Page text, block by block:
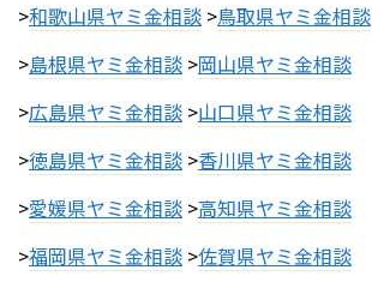
>和歌山県ヤミ金相談 >鳥取県ヤミ金相談
>島根県ヤミ金相談 >岡山県ヤミ金相談
>広島県ヤミ金相談 >山口県ヤミ金相談
>徳島県ヤミ金相談 >香川県ヤミ金相談
>愛媛県ヤミ金相談 >高知県ヤミ金相談
>福岡県ヤミ金相談 >佐賀県ヤミ金相談